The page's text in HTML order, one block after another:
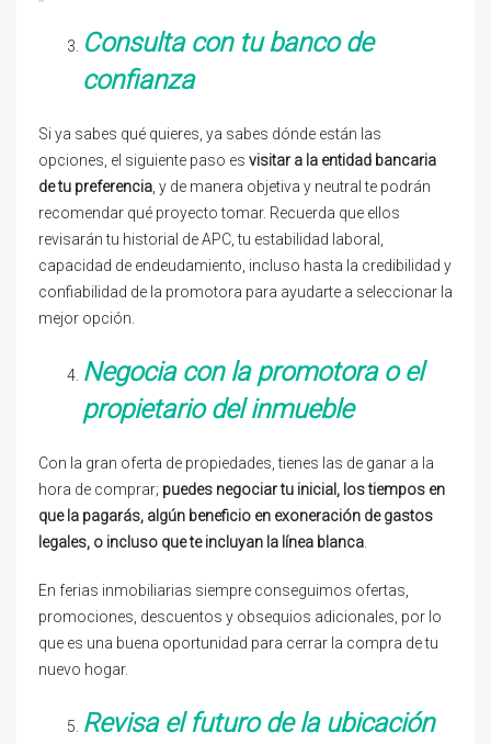
Consulta con tu banco de
confianza
Si ya sabes qué quieres, ya sabes dónde están las
opciones, el siguiente paso es visitar a la entidad bancaria
de tu preferencia , y de manera objetiva y neutral te podrán
recomendar qué proyecto tomar. Recuerda que ellos
revisarán tu historial de APC, tu estabilidad laboral,
capacidad de endeudamiento, incluso hasta la credibilidad y
confiabilidad de la promotora para ayudarte a seleccionar la
mejor opción.
Negocia con la promotora o el
propietario del inmueble
Con la gran oferta de propiedades, tienes las de ganar a la
hora de comprar; puedes negociar tu inicial, los tiempos en
que la pagarás, algún beneficio en exoneración de gastos
legales, o incluso que te incluyan la línea blanca
En ferias inmobiliarias siempre conseguimos ofertas,
promociones, descuentos y obsequios adicionales, por lo
que es una buena oportunidad para cerrar la compra de tu
nuevo hogar.
Revisa el futuro de la ubicación